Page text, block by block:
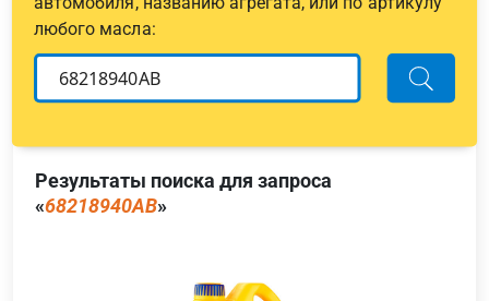
любого масла:
Результаты поиска для запроса
«68218940AB»